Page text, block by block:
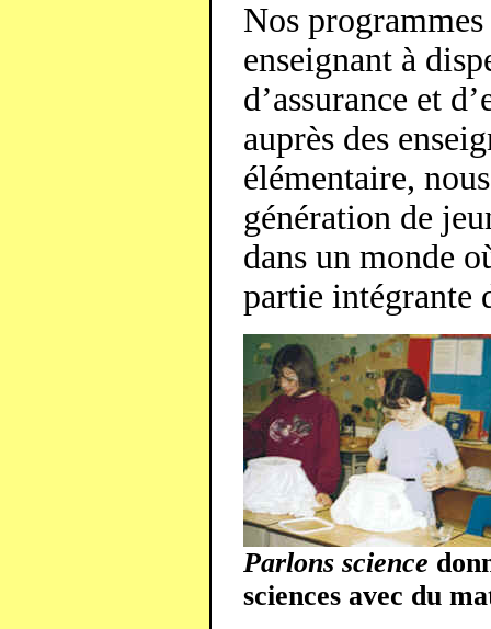
Nos
enseignant à
d’assurance et
auprès des
élémentaire,
génération de
dans un monde
partie intégrante
Parlons science
sciences avec du